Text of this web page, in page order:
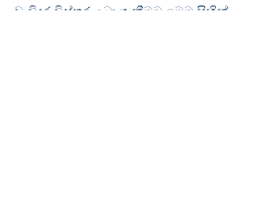
වැඩිදුර විස්තර ලබා ගැනීමට මෙම සිහින්